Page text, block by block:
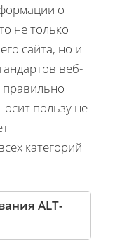
о
не только
сайта, но и
веб-
правильно
пользу не
категорий
ALT-